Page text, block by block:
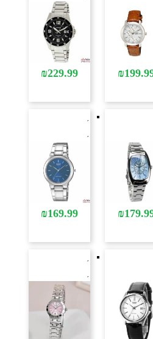
₪
₪229.99
₪
₪169.99